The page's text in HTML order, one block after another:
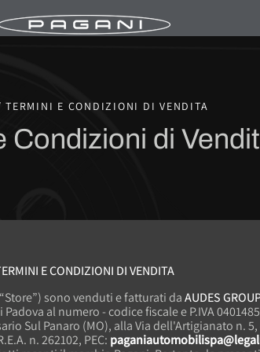
TERMINI E CONDIZIONI DI VENDITA
Condizioni di
E CONDIZIONI DI VENDITA
sono venduti e fatturati daAUDES
al numero - codice fiscale e P.IVA
Sul Panaro (MO), alla Via dell'Artigianato n.
n. 262102, PEC: